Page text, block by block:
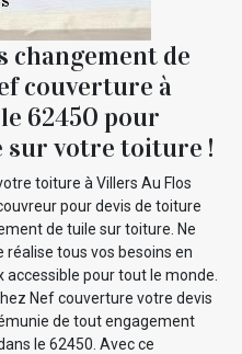
changement de
couverture à
62450 pour
sur votre toiture !
toiture à Villers Au Flos
pour devis de toiture
de tuile sur toiture. Ne
tous vos besoins en
pour tout le monde.
Nef couverture votre devis
de tout engagement
le 62450. Avec ce